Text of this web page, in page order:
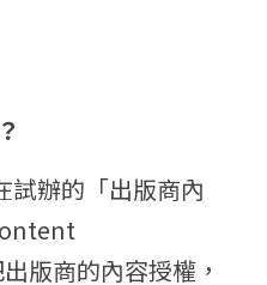
試辦的「出版商內
版商的內容授權，